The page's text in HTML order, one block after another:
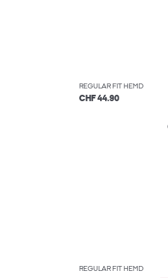
REGULAR FIT HEMD
CHF 44.90
REGULAR FIT HEMD